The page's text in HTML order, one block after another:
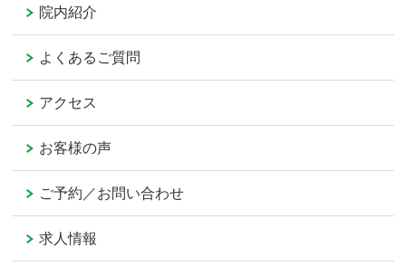
院内紹介
よくあるご質問
アクセス
お客様の声
ご予約／お問い合わせ
求人情報